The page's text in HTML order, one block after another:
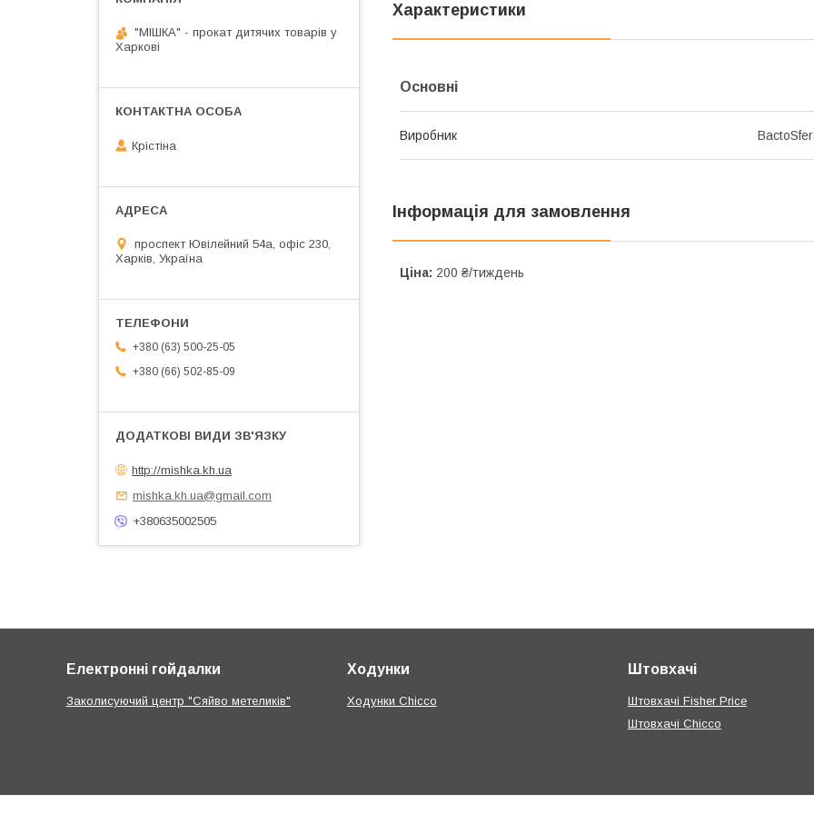
Характеристики
Основні
Виробник
Інформація для замовлення
Ціна: 200 ₴/тиждень
"МІШКА" - прокат дитячих товарів у
Харкові
Крістіна
проспект Ювілейний 54а, офіс 230,
Харків, Україна
+380 (63) 500-25-05
+380 (66) 502-85-09
http://mishka.kh.ua
mishka.kh.ua@gmail.com
+380635002505
Електронні гойдалки
Заколисуючий центр "Сяйво метеликів"
Ходунки
Ходунки Chicco
Штовхачі
Штовхачі Fisher Price
Штовхачі Chicco